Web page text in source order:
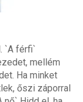
`A férfi`
mellém
Ha minket
őszi záporral